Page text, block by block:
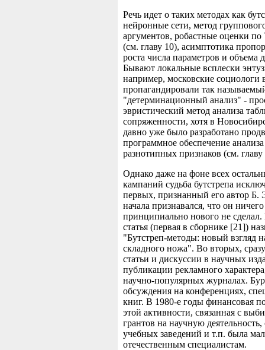
Речь идет о таких методах как
нейронные сети, метод
аргументов, робастные оценки
(см. главу 10), асимптотика
роста числа параметров и объема
Бывают локальные всплески
например, московские социологи
пропагандировали так
"детерминационный анализ" -
эвристический метод анализа
сопряженности, хотя в
давно уже было разработано
программное обеспечение
разнотипных признаков (см. главу
Однако даже на фоне всех
кампаний судьба бутстрепа
первых, признанный его автор Б.
начала признавался, что он ничего
принципиально нового не сделал.
статья (первая в сборнике [21])
"Бутстреп-методы: новый взгляд
складного ножа". Во вторых,
статьи и дискуссии в научных
публикации рекламного
научно-популярных журналах.
обсуждения на конференциях,
книг. В 1980-е годы финансовая
этой активности, связанная с
грантов на научную
учебных заведений и т.п. была
отечественным специалистам.